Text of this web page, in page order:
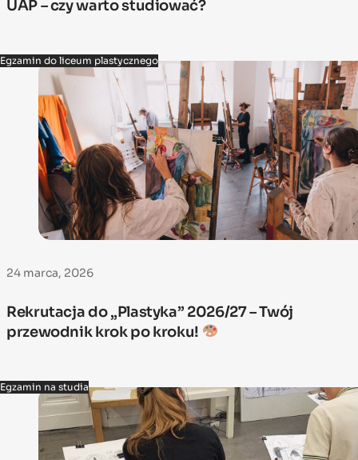
UAP – czy warto studiować?
Egzamin do liceum plastycznego
24 marca, 2026
Rekrutacja do „Plastyka” 2026/27 – Twój
przewodnik krok po kroku!
Egzamin na studia